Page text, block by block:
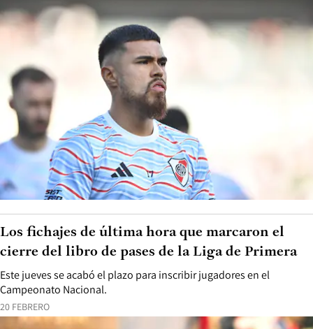
20 FEBRERO
Este jueves se acabó el plazo para inscribir jugadores en el
Campeonato Nacional.
Los fichajes de última hora que marcaron el
cierre del libro de pases de la Liga de Primera